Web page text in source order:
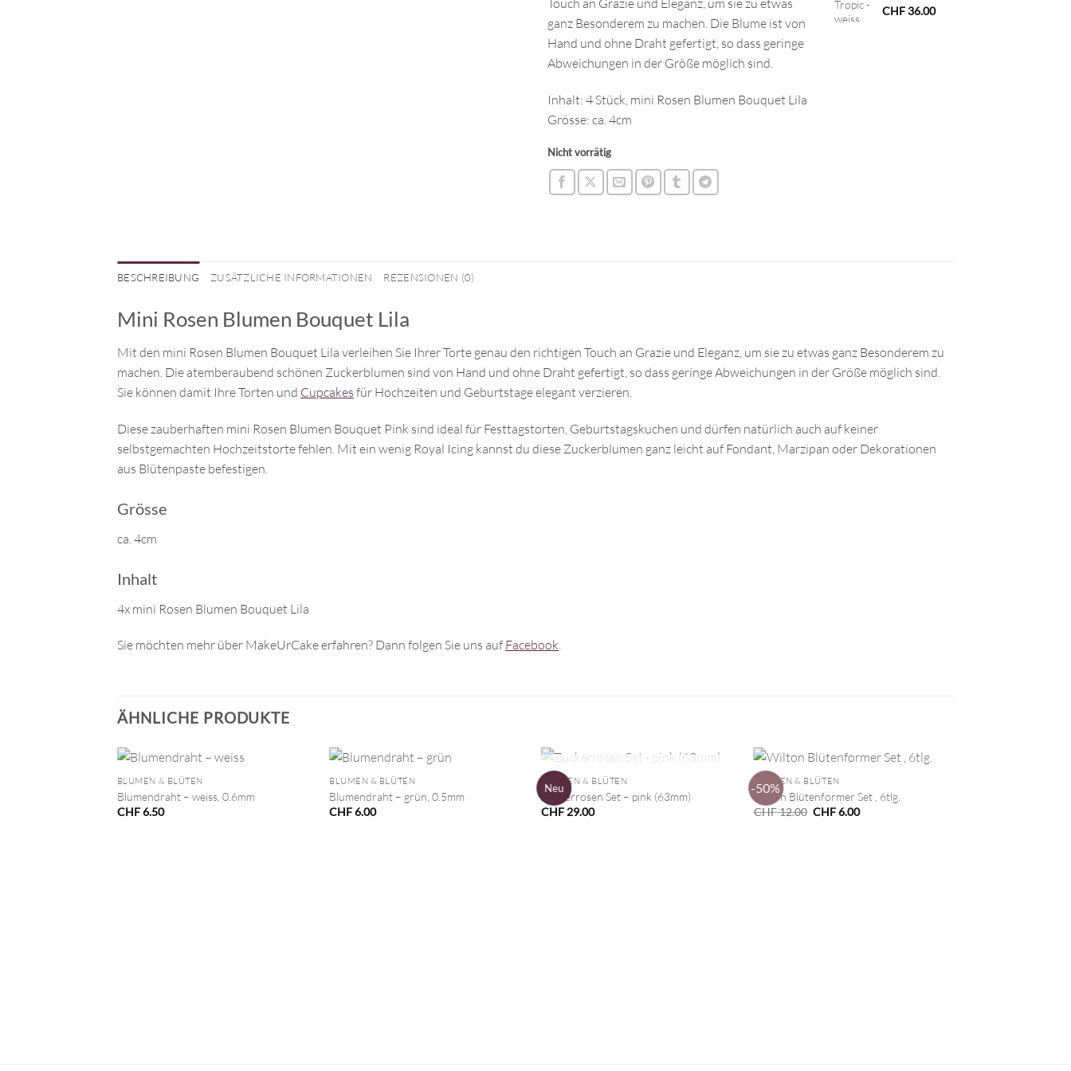
ganz Besonderem zu machen. Die Blume ist von
Hand und ohne Draht gefertigt, so dass geringe
Abweichungen in der Größe möglich sind.
Inhalt: 4 Stück, mini Rosen Blumen Bouquet Lila
Grösse: ca. 4cm
Nicht vorrätig
CHF36.00
BESCHREIBUNG ZUSÄTZLICHE INFORMATIONEN REZENSIONEN (0)
Mini Rosen Blumen Bouquet Lila
Mit den mini Rosen Blumen Bouquet Lila verleihen Sie Ihrer Torte genau den richtigen Touch an Grazie und Eleganz, um sie zu etwas ganz Besonderem zu
machen. Die atemberaubend schönen Zuckerblumen sind von Hand und ohne Draht gefertigt, so dass geringe Abweichungen in der Größe möglich sind.
Sie können damit Ihre Torten und Cupcakes für Hochzeiten und Geburtstage elegant verzieren.
Diese zauberhaften mini Rosen Blumen Bouquet Pink sind ideal für Festtagstorten, Geburtstagskuchen und dürfen natürlich auch auf keiner
selbstgemachten Hochzeitstorte fehlen. Mit ein wenig Royal Icing kannst du diese Zuckerblumen ganz leicht auf Fondant, Marzipan oder Dekorationen
aus Blütenpaste befestigen.
Grösse
ca. 4cm
Inhalt
4x mini Rosen Blumen Bouquet Lila
Sie möchten mehr über MakeUrCake erfahren? Dann folgen Sie uns auf Facebook.
ÄHNLICHE PRODUKTE
+
BLUMEN & BLÜTEN
Blumendraht – weiss, 0.6mm
CHF6.50
+
BLUMEN & BLÜTEN
Blumendraht – grün, 0.5mm
CHF6.00
Neu
+
NICHT VORRÄTIG
BLUMEN & BLÜTEN
Zuckerrosen Set – pink (63mm)
CHF 29.00
-50%
+
BLUMEN & BLÜTEN
Wilton Blütenformer Set , 6tlg.
CHF12.00 Ursprünglicher
CHF6.00Aktueller